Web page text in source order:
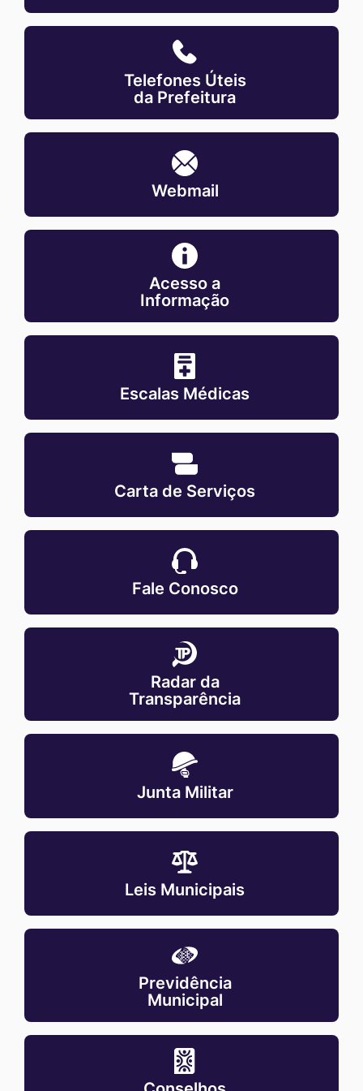
MaskTelefones-
prefeitura
Telefones Úteis
da Prefeitura
MaskWebmail
Webmail
MaskAcesso-
Acesso a
Informação
MaskEscalas-
Escalas Médicas
MaskCarta-
Carta de Serviços
MaskFale-
Fale Conosco
MaskRadar-
Radar da
Transparência
MaskJunta-
Junta Militar
MaskLeis-
Leis Municipais
MaskPrevidencia-
Previdência
Municipal
MaskConselhos-